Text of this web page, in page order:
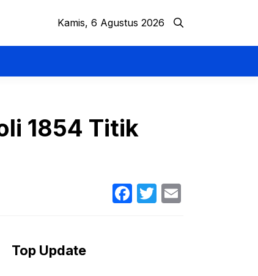
Kamis, 6 Agustus 2026
1854 Titik
Facebook
Twitter
Top Update